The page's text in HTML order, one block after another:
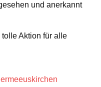
und anerkannt
Aktion für alle